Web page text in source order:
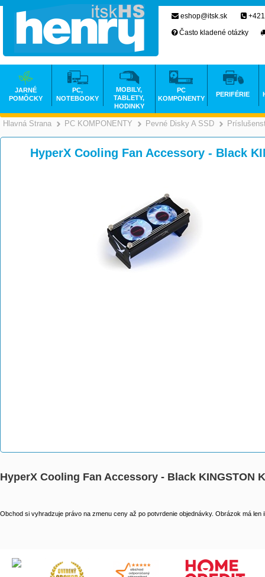
Hlavná Strana >
PC KOMPONENTY >
Pevné Disky A SSD
HyperX Cooling Fan Accessory - Black
HyperX Cooling Fan Accessory - Black KINGSTON
Obchod si vyhradzuje právo na zmenu ceny až po potvrdenie objednávky. Obrázok má len
eshop@itsk.sk
Často kladené otázky
JARNÉ
POMÔCKY
PC,
NOTEBOOKY
MOBILY,
TABLETY,
HODINKY
PC
KOMPONENTY
PERIFÉRIE